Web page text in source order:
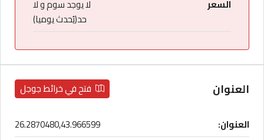
السعر
لا يوجد سوم و لا
حد(يُحدث يوميا)
العنوان فتح في خرائط جوجل
العنوان:
26.2870480,43.966599